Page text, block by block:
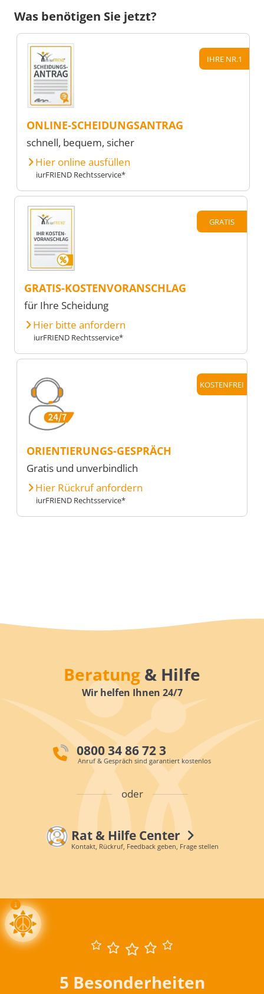
Was benötigen Sie jetzt?
IHRE NR.1
ONLINE-SCHEIDUNGSANTRAG
schnell, bequem, sicher
Hier online ausfüllen
iurFRIEND Rechtsservice*
GRATIS
GRATIS-KOSTENVORANSCHLAG
für Ihre Scheidung
Hier bitte anfordern
iurFRIEND Rechtsservice*
KOSTENFREI
ORIENTIERUNGS-GESPRÄCH
Gratis und unverbindlich
Hier Rückruf anfordern
iurFRIEND Rechtsservice*
Beratung & Hilfe
Wir helfen Ihnen 24/7
0800 34 86 72 3
Anruf & Gespräch sind garantiert kostenlos
oder
Rat & Hilfe Center
Kontakt, Rückruf, Feedback geben, Frage stellen
5 Besonderheiten